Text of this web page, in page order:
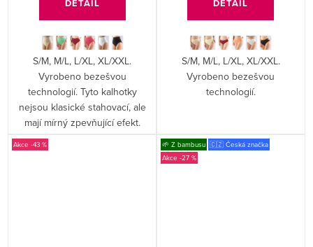
DETAIL
S/M, M/L, L/XL, XL/XXL.
Vyrobeno bezešvou
technologií. Tyto kalhotky
nejsou klasické stahovací, ale
mají mírný zpevňující efekt.
DETAIL
S/M, M/L, L/XL, XL/XXL.
Vyrobeno bezešvou
technologií.
-43 % 🌱 Z bambusu 🇨🇿 Česká značka
-27 %